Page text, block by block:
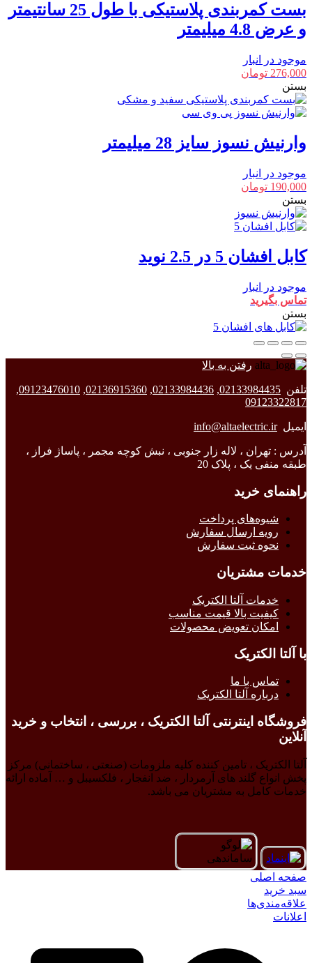
بست کمربندی پلاستیکی با طول 25 سانتیمتر
و عرض 4.8 میلیمتر
موجود در انبار
276,000 تومان
بستن
وارنیش نسوز سایز 28 میلیمتر
موجود در انبار
190,000 تومان
بستن
کابل افشان 5 در 2.5 نوید
موجود در انبار
تماس بگیرید
بستن
رفتن به بالا
تلفن 02133984435
,
02133984436
,
02136915360
,
09123476010
,
09123322817
ایمیلinfo@altaelectric.ir
آدرس : تهران ، لاله زار جنوبی ، نبش کوچه مجمر ، پاساژ فراز ،
طبقه منفی یک ، پلاک 20
راهنمای خرید
شیوه‌های پرداخت
رویه ارسال سفارش
نحوه ثبت سفارش
خدمات مشتریان
خدمات آلتا الکتریک
کیفیت بالا قیمت مناسب
امکان تعویض محصولات
با آلتا الکتریک
تماس با ما
درباره آلتا الکتریک
فروشگاه اینترنتی آلتا الکتریک ، بررسی ، انتخاب و خرید
آنلاین
آلتا الکتریک ، تامین کننده کلیه ملزومات (صنعتی ، ساختمانی) مرکز
پخش انواع گلند های آرمردار ، ضد انفجار ، فلکسیبل و … آماده ارائه
خدمات کامل به مشتریان می باشد.
صفحه اصلی
سبد خرید
علاقه‌مندی‌ها
اعلانات